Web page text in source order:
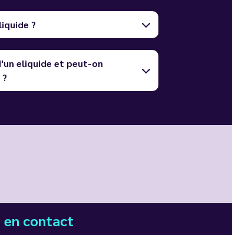
?
eliquide et peut-on
en contact